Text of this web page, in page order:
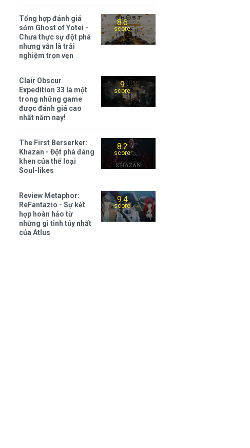
8.6
score
Tổng hợp đánh giá
sớm Ghost of Yotei -
Chưa thực sự đột phá
nhưng vẫn là trải
nghiệm trọn vẹn
9
score
Clair Obscur
Expedition 33 là một
trong những game
được đánh giá cao
nhất năm nay!
8.2
score
The First Berserker:
Khazan - Đột phá đáng
khen của thể loại
Soul-likes
9.4
score
Review Metaphor:
ReFantazio - Sự kết
hợp hoàn hảo từ
những gì tinh túy nhất
của Atlus